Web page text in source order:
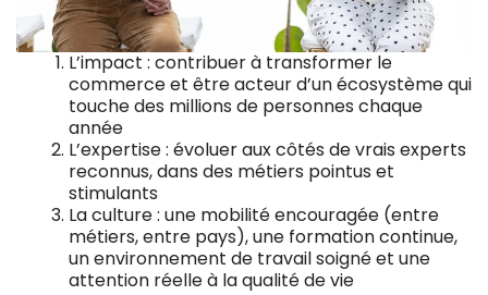
L’impact : contribuer à transformer le
commerce et être acteur d’un écosystème qui
touche des millions de personnes chaque
année
L’expertise : évoluer aux côtés de vrais experts
reconnus, dans des métiers pointus et
stimulants
La culture : une mobilité encouragée (entre
métiers, entre pays), une formation continue,
un environnement de travail soigné et une
attention réelle à la qualité de vie